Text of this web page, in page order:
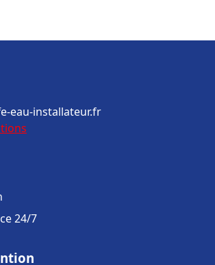
eau-installateur.fr
24/7